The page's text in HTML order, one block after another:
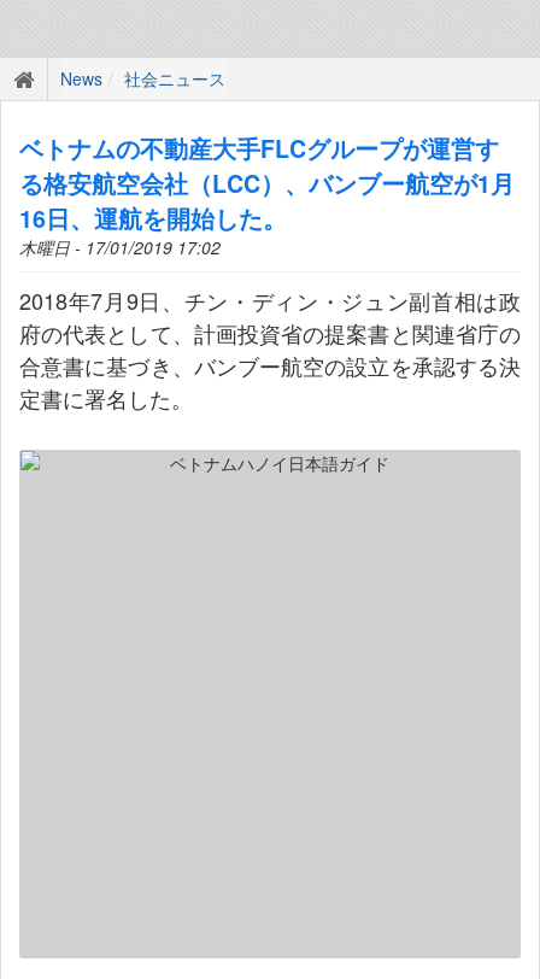
News 社会ニュース
ベトナムの不動産大手FLCグループが運営す
る格安航空会社（LCC）、バンブー航空が1月
16日、運航を開始した。
木曜日 - 17/01/2019 17:02
2018年7月9日、チン・ディン・ジュン副首相は政
府の代表として、計画投資省の提案書と関連省庁の
合意書に基づき、バンブー航空の設立を承認する決
定書に署名した。